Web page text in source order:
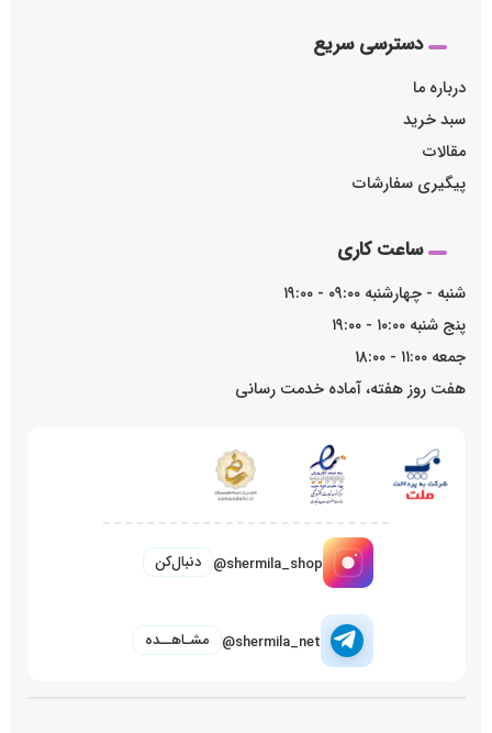
دسترسی سریع
درباره ما
سبد خرید
مقالات
پیگیری سفارشات
ساعت کاری
شنبه - چهارشنبه ۰۹:۰۰ - ۱۹:۰۰
پنج شنبه ۱۰:۰۰ - ۱۹:۰۰
جمعه ۱۱:۰۰ - ۱۸:۰۰
هفت روز هفته، آماده خدمت رسانی
@shermila_shop دنبال‌کن
@shermila_net مشـاهــده